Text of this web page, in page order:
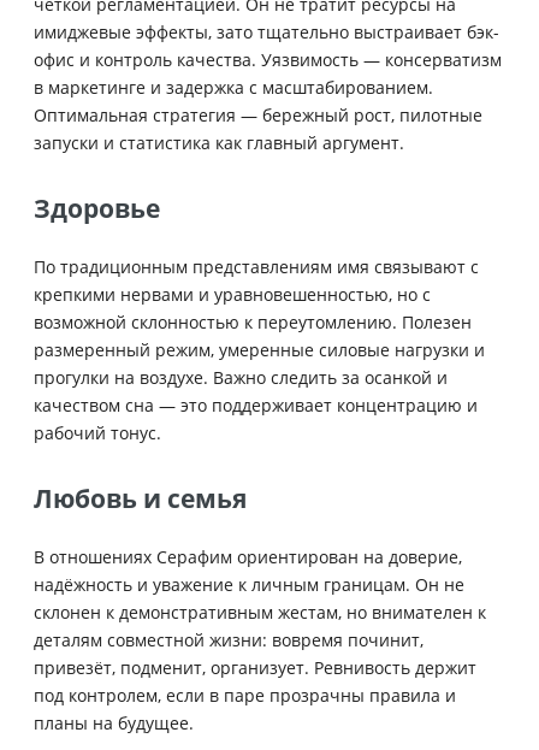
имиджевые эффекты, зато тщательно выстраивает бэк-
офис и контроль качества. Уязвимость — консерватизм
в маркетинге и задержка с масштабированием.
Оптимальная стратегия — бережный рост, пилотные
запуски и статистика как главный аргумент.
Здоровье
По традиционным представлениям имя связывают с
крепкими нервами и уравновешенностью, но с
возможной склонностью к переутомлению. Полезен
размеренный режим, умеренные силовые нагрузки и
прогулки на воздухе. Важно следить за осанкой и
качеством сна — это поддерживает концентрацию и
рабочий тонус.
Любовь и семья
В отношениях Серафим ориентирован на доверие,
надёжность и уважение к личным границам. Он не
склонен к демонстративным жестам, но внимателен к
деталям совместной жизни: вовремя починит,
привезёт, подменит, организует. Ревнивость держит
под контролем, если в паре прозрачны правила и
планы на будущее.